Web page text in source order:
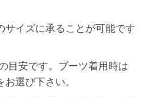
イズに承ることが可能です
目安です。ブーツ着用時は
選び下さい。